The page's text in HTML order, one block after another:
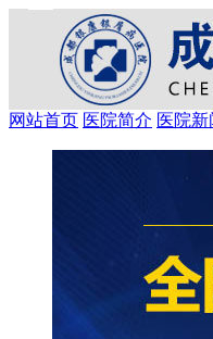
网站首页 医院简介 医院新